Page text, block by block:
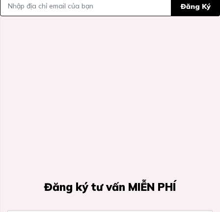
Đăng Ký
Đăng ký tư vấn MIỄN PHÍ